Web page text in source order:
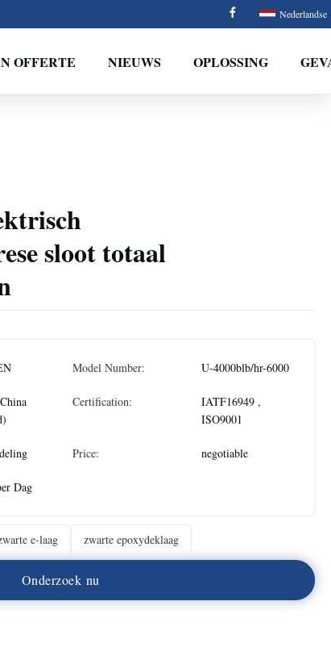
Nederlandse
OFFERTE NIEUWS OPLOSSING
sloot totaal
Model Number: U-4000blb/hr-6000
Certification:
IATF16949 ,
ISO9001
Price: negotiable
Dag
e-laag zwarte epoxydeklaag
Onderzoek nu